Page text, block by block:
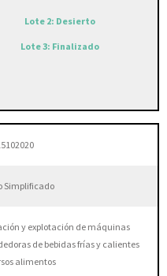
Lote 2: Desierto
Lote 3: Finalizado
Simplificado
y explotación de máquinas
de bebidas frías y calientes
alimentos